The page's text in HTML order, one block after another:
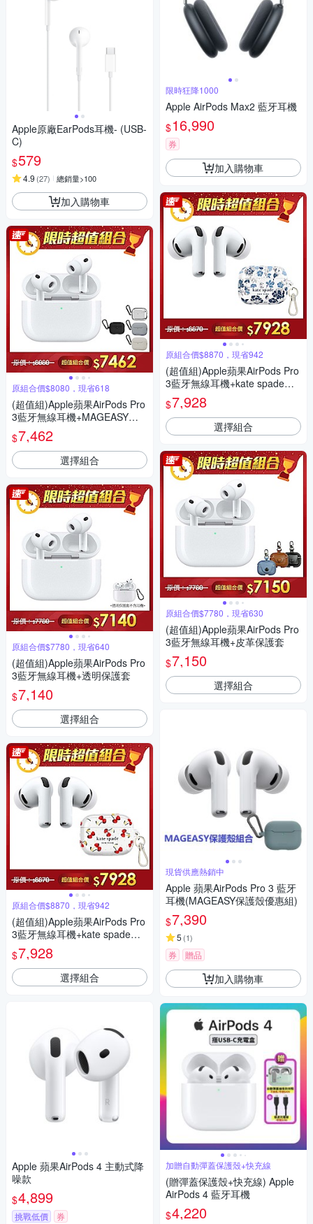
Apple原廠EarPods耳機- (USB-
C)
$579
4.9 (27) 總銷量>100
加入購物車
原組合價$8080，現省618
(超值組)Apple蘋果AirPods Pro
3藍牙無線耳機+MAGEASY保
護殼
$7,462
選擇組合
原組合價$7780，現省640
(超值組)Apple蘋果AirPods Pro
3藍牙無線耳機+透明保護套
$7,140
選擇組合
原組合價$8870，現省942
(超值組)Apple蘋果AirPods Pro
3藍牙無線耳機+kate spade保
護殼套-嬌豔櫻桃
$7,928
選擇組合
Apple 蘋果AirPods 4 主動式降
噪款
$4,899
挑戰低價 券
限時狂降1000
Apple AirPods Max2 藍牙耳機
$16,990
券
加入購物車
原組合價$8870，現省942
(超值組)Apple蘋果AirPods Pro
3藍牙無線耳機+kate spade保
護殼套-皇室藍
$7,928
選擇組合
原組合價$7780，現省630
(超值組)Apple蘋果AirPods Pro
3藍牙無線耳機+皮革保護套
$7,150
選擇組合
現貨供應熱銷中
Apple 蘋果AirPods Pro 3 藍牙
耳機(MAGEASY保護殼優惠組)
$7,390
5 (1)
券 贈品
加入購物車
加贈自動彈蓋保護殼+快充線
(贈彈蓋保護殼+快充線) Apple
AirPods 4 藍牙耳機
$4,220